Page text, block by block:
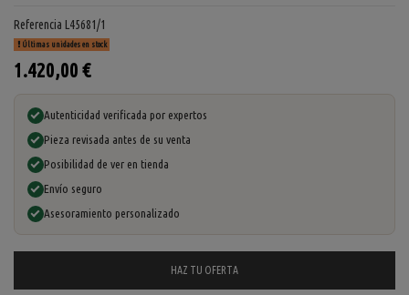
Referencia L45681/1
Últimas unidades en stock
1.420,00 €
Autenticidad verificada por expertos
Pieza revisada antes de su venta
Posibilidad de ver en tienda
Envío seguro
Asesoramiento personalizado
HAZ TU OFERTA